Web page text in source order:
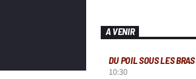
A VENIR
DU POIL SOUS LES BRAS
10:30